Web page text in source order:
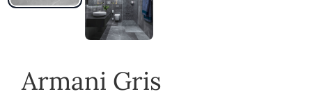
Armani Gris